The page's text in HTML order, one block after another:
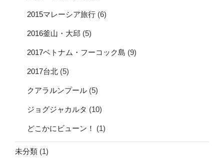
2015マレーシア旅行 (6)
2016釜山・大邱 (5)
2017ベトナム・フーコック島 (9)
2017台北 (5)
クアラルンプール (5)
ジョグジャカルタ (10)
どこかにビューン！ (1)
未分類 (1)